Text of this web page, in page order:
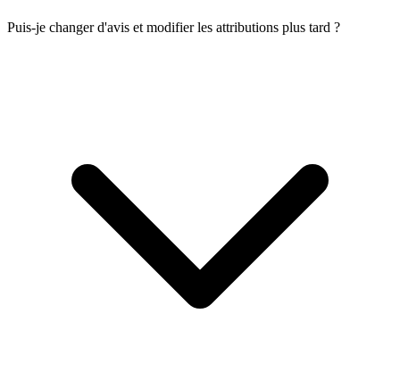
Puis-je changer d'avis et modifier les attributions plus tard ?